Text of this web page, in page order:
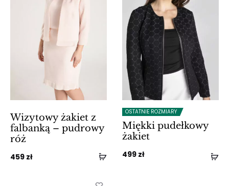
Wizytowy żakiet z
falbanką – pudrowy
róż
459 zł
OSTATNIE ROZMIARY
Miękki pudełkowy
żakiet
499 zł